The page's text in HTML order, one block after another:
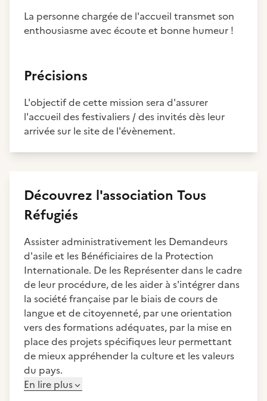
La personne chargée de l'accueil transmet son
enthousiasme avec écoute et bonne humeur !
Précisions
L'objectif de cette mission sera d'assurer
l'accueil des festivaliers / des invités dès leur
arrivée sur le site de l'évènement.
Découvrez l'association Tous
Réfugiés
Assister administrativement les Demandeurs
d'asile et les Bénéficiaires de la Protection
Internationale. De les Représenter dans le cadre
de leur procédure, de les aider à s'intégrer dans
la société française par le biais de cours de
langue et de citoyenneté, par une orientation
vers des formations adéquates, par la mise en
place des projets spécifiques leur permettant
de mieux appréhender la culture et les valeurs
du pays.
En lire plus